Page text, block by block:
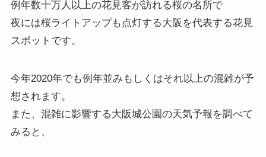
例年数十万人以上の花見客が訪れる桜の名所で
夜には桜ライトアップも点灯する大阪を代表する花見
スポットです。
今年2020年でも例年並みもしくはそれ以上の混雑が予
想されます。
また、混雑に影響する大阪城公園の天気予報を調べて
みると、